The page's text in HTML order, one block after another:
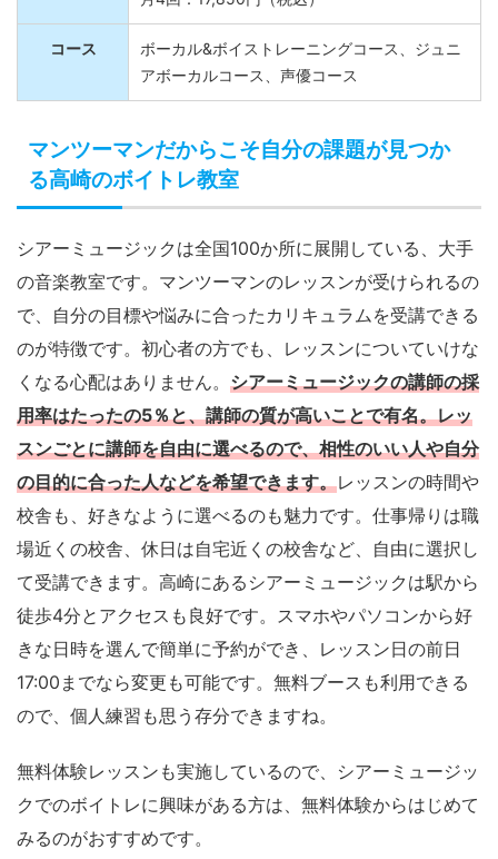
コース
ボーカル&ボイストレーニングコース、ジュニ
アボーカルコース、声優コース
マンツーマンだからこそ自分の課題が見つか
る高崎のボイトレ教室
シアーミュージックは全国100か所に展開している、大手
の音楽教室です。マンツーマンのレッスンが受けられるの
で、自分の目標や悩みに合ったカリキュラムを受講できる
のが特徴です。初心者の方でも、レッスンについていけな
くなる心配はありません。 シアーミュージックの講師の採
用率はたったの5％と、講師の質が高いことで有名。レッ
スンごとに講師を自由に選べるので、相性のいい人や自分
の目的に合った人などを希望できます。レッスンの時間や
校舎も、好きなように選べるのも魅力です。仕事帰りは職
場近くの校舎、休日は自宅近くの校舎など、自由に選択し
て受講できます。高崎にあるシアーミュージックは駅から
徒歩4分とアクセスも良好です。スマホやパソコンから好
きな日時を選んで簡単に予約ができ、レッスン日の前日
17:00までなら変更も可能です。無料ブースも利用できる
ので、個人練習も思う存分できますね。
無料体験レッスンも実施しているので、シアーミュージッ
クでのボイトレに興味がある方は、無料体験からはじめて
みるのがおすすめです。